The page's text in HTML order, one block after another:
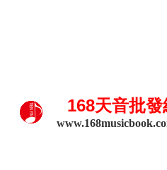
168天音批發